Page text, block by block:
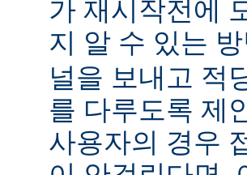
가 재시작전에
지 알 수 있는
널을 보내고 적
를 다루도록 제
사용자의 경우